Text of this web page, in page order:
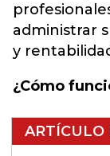
administrar
y
¿Cómo
ARTÍCULO